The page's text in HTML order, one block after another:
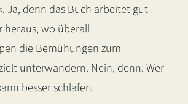
Ja, denn das Buch arbeitet gut
heraus, wo überall
die Bemühungen zum
unterwandern. Nein, denn: Wer
besser schlafen.